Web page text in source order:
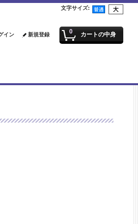
文字サイズ:
0 カートの中身
イン 新規登録